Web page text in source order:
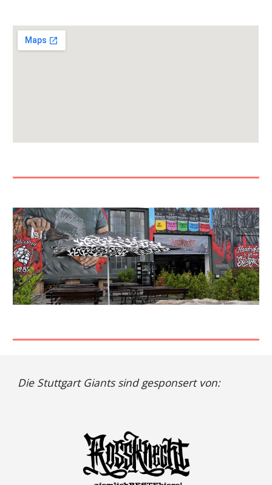
Die Stuttgart Giants sind gesponsert von: